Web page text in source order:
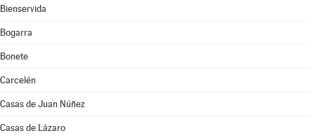
Bienservida
Bogarra
Bonete
Carcelén
Casas de Juan Núñez
Casas de Lázaro